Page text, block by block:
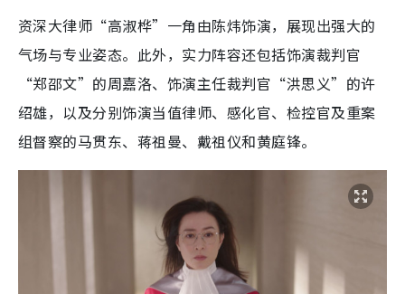
资深大律师“高淑桦”一角由陈炜饰演，展现出强大的
气场与专业姿态。此外，实力阵容还包括饰演裁判官
“郑邵文”的周嘉洛、饰演主任裁判官“洪思义”的许
绍雄，以及分别饰演当值律师、感化官、检控官及重案
组督察的马贯东、蒋祖曼、戴祖仪和黄庭锋。